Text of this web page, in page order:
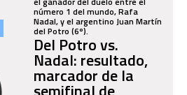
número 1 del mundo, Rafa
Nadal, y el argentino Juan Martín
del Potro (6º).
Del Potro vs.
Nadal: resultado,
marcador de la